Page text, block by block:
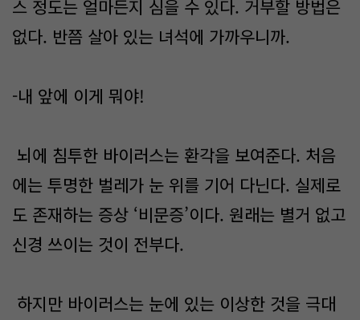
스 정도는 얼마든지 심을 수 있다. 거부할 방법은
없다. 반쯤 살아 있는 녀석에 가까우니까.
-내 앞에 이게 뭐야!
뇌에 침투한 바이러스는 환각을 보여준다. 처음
에는 투명한 벌레가 눈 위를 기어 다닌다. 실제로
도 존재하는 증상 ‘비문증’이다. 원래는 별거 없고
신경 쓰이는 것이 전부다.
하지만 바이러스는 눈에 있는 이상한 것을 극대